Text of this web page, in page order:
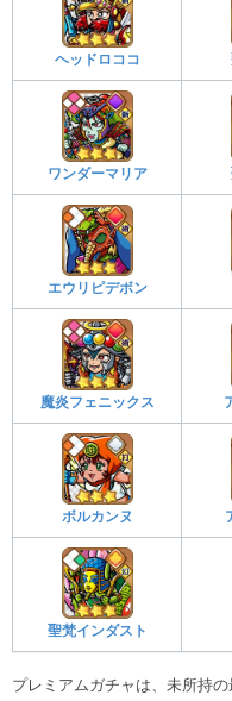
ヘッドロココ
ワンダーマリア
エウリピデボン
魔炎フェニックス
ボルカンヌ
聖梵インダスト
プレミアムガチャは、未所持